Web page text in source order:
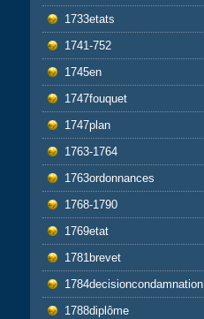
1733etats
1741-752
1745en
1747fouquet
1747plan
1763-1764
1763ordonnances
1768-1790
1769etat
1781brevet
1784decisioncondamnation
1788diplôme